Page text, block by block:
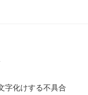
字化けする不具合